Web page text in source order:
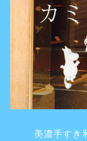
美濃手すき